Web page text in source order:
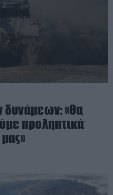
δυνάμεων: «Θα
προληπτικά